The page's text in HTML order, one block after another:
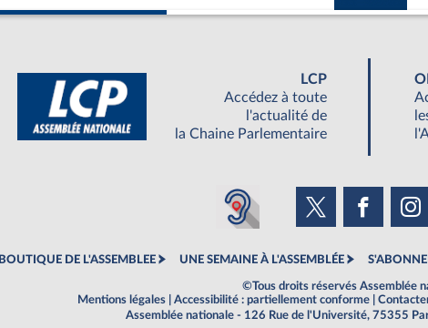
LCP
Accédez à toute
l'actualité de
la Chaine Parlementaire
BOUTIQUE DE L'ASSEMBLEE UNE SEMAINE À L'ASSEMBLÉE
©Tous droits réservés Assemblée
Mentions légales
Accessibilité : partiellement conforme
Assemblée nationale - 126 Rue de l'Université, 75355